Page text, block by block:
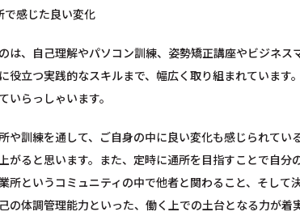
で感じた良い変化
は、自己理解やパソコン訓練、姿勢矯正講座やビジネ
役立つ実践的なスキルまで、幅広く取り組まれていま
いらっしゃいます。
や訓練を通して、ご自身の中に良い変化も感じられて
がると思います。また、定時に通所を目指すことで自
所というコミュニティの中で他者と関わること、そし
の体調管理能力といった、働く上での土台となる力が着